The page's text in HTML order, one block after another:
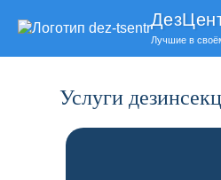
Лучшие в
Услуги